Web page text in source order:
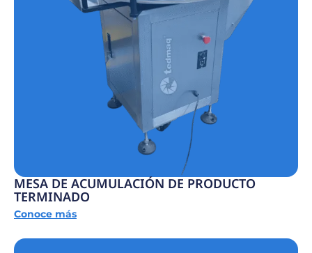
MESA DE ACUMULACIÓN DE PRODUCTO
TERMINADO
Conoce más